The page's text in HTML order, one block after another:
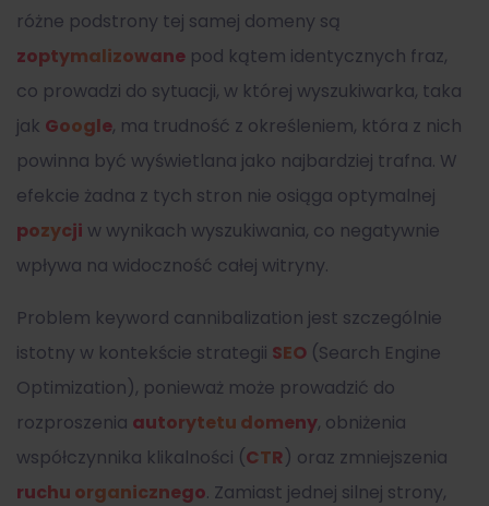
różne podstrony tej samej domeny są
zoptymalizowane pod kątem identycznych fraz,
co prowadzi do sytuacji, w której wyszukiwarka, taka
jak Google, ma trudność z określeniem, która z nich
powinna być wyświetlana jako najbardziej trafna. W
efekcie żadna z tych stron nie osiąga optymalnej
pozycji w wynikach wyszukiwania, co negatywnie
wpływa na widoczność całej witryny.
Problem keyword cannibalization jest szczególnie
istotny w kontekście strategii SEO (Search Engine
Optimization), ponieważ może prowadzić do
rozproszenia autorytetu domeny, obniżenia
współczynnika klikalności (CTR) oraz zmniejszenia
ruchu organicznego. Zamiast jednej silnej strony,